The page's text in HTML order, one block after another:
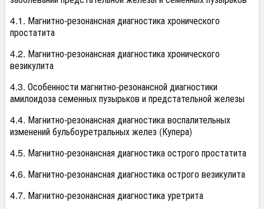
4.1. Магнитно-резонансная диагностика хронического
простатита
4.2. Магнитно-резонансная диагностика хронического
везикулита
4.3. Особенности магнитно-резонансной диагностики
амилоидоза семенных пузырьков и предстательной железы
4.4. Магнитно-резонансная диагностика воспалительных
изменений бульбоуретральных желез (Купера)
4.5. Магнитно-резонансная диагностика острого простатита
4.6. Магнитно-резонансная диагностика острого везикулита
4.7. Магнитно-резонансная диагностика уретрита